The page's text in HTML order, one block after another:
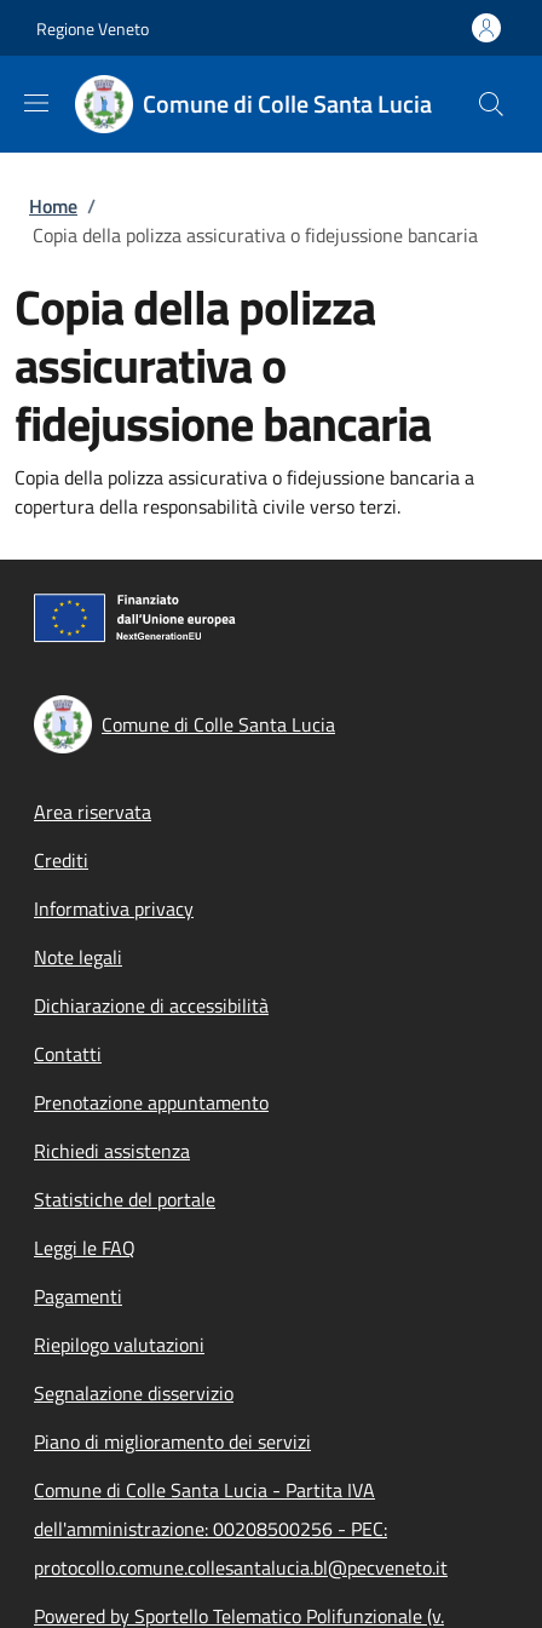
Regione Veneto
Comune di Colle Santa Lucia
Briciole di pane
Home /
Copia della polizza assicurativa o fidejussione bancaria
Copia della polizza
assicurativa o
fidejussione bancaria
Copia della polizza assicurativa o fidejussione bancaria a
copertura della responsabilità civile verso terzi.
Comune di Colle Santa Lucia
Footer menu
Area riservata
Crediti
Informativa privacy
Note legali
Dichiarazione di accessibilità
Contatti
Prenotazione appuntamento
Richiedi assistenza
Statistiche del portale
Leggi le FAQ
Pagamenti
Riepilogo valutazioni
Segnalazione disservizio
Piano di miglioramento dei servizi
Comune di Colle Santa Lucia - Partita IVA
dell'amministrazione: 00208500256 - PEC:
protocollo.comune.collesantalucia.bl@pecveneto.it
Powered by Sportello Telematico Polifunzionale (v.